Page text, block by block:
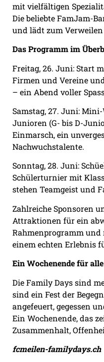
mit vielfältigen
Die beliebte FamJam-
und lädt zum
Das Programm im
Freitag, 26. Juni: Start
Firmen und Vereine
– ein Abend voller
Samstag, 27. Juni:
Junioren (G- bis D-
Einmarsch, ein
Nachwuchstalente.
Sonntag, 28. Juni:
Schülerturnier mit
stehen Teamgeist und
Zahlreiche Sponsoren
Attraktionen für ein
Rahmenprogramm und
einem echten Erlebnis
Ein Wochenende für alle
Die Family Days sind
sind ein Fest der
angefeuert, gegessen
Ein Wochenende, das
Zusammenhalt,
fcmeilen-familydays.ch